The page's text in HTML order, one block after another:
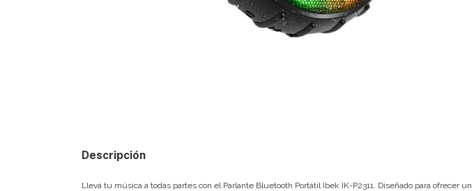
Descripción
Llevá tu música a todas partes con el Parlante Bluetooth Portátil Ibek IK-P2311. Diseñado para ofrecer